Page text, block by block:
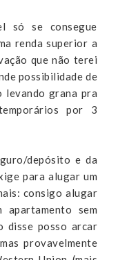
só se consegue
renda superior a
que não terei
possibilidade de
levando grana pra
por 3
depósito e da
para alugar um
consigo alugar
apartamento sem
disse posso arcar
provavelmente